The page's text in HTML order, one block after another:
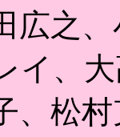
広之
イ、
、松